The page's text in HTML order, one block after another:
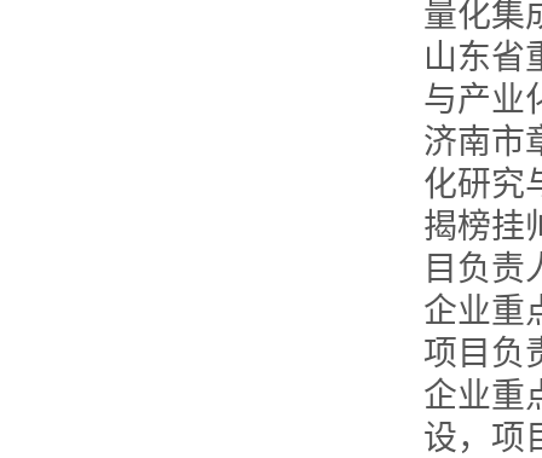
量化集
山东省
与产业
济南市
化研究
揭榜挂
目负责
企业重
项目负
企业重
设，项